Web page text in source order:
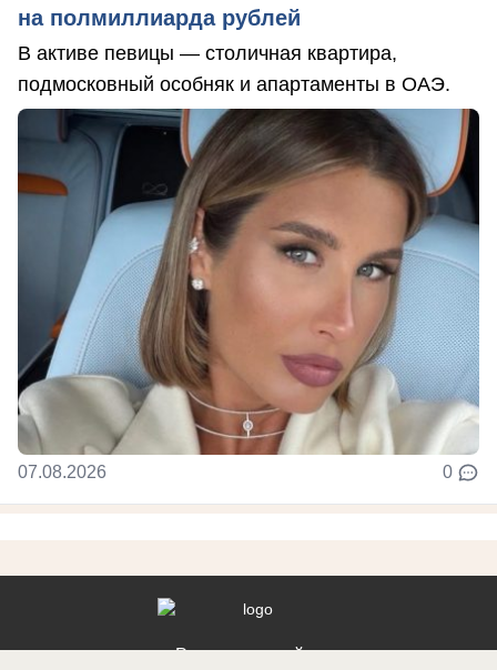
на полмиллиарда рублей
В активе певицы — столичная квартира,
подмосковный особняк и апартаменты в ОАЭ.
07.08.2026 0
Реклама на сайте